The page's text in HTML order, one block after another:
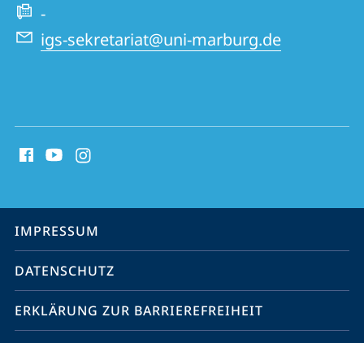
-
igs-sekretariat@uni-marburg.de
Media
Service-
Navigation
IMPRESSUM
DATENSCHUTZ
ERKLÄRUNG ZUR BARRIEREFREIHEIT